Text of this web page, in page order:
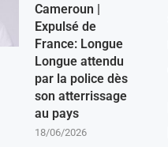
Cameroun |
Expulsé de
France: Longue
Longue attendu
par la police dès
son atterrissage
au pays
18/06/2026